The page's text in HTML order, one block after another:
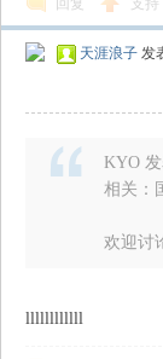
回复 支持
天涯浪子 发
KYO 发
相关：
欢迎讨
llllllllllll